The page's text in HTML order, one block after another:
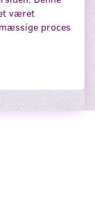
været
proces